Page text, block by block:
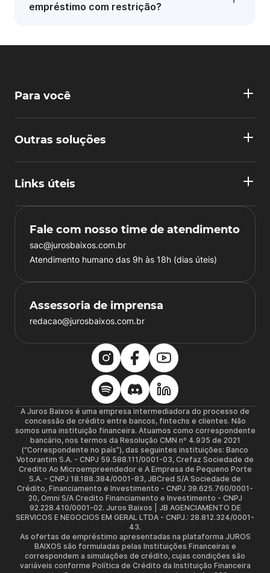
empréstimo com restrição?
Para você
Outras soluções
Links úteis
Fale com nosso time de atendimento
sac@jurosbaixos.com.br
Atendimento humano das 9h às 18h (dias úteis)
Assessoria de imprensa
redacao@jurosbaixos.com.br
A Juros Baixos é uma empresa intermediadora do processo de
concessão de crédito entre bancos, fintechs e clientes. Não
somos uma instituição financeira. Atuamos como correspondente
bancário, nos termos da Resolução CMN nº 4.935 de 2021
(“Correspondente no país”), das seguintes instituições: Banco
Votorantim S.A. - CNPJ 59.588.111/0001-03, Crefaz Sociedade de
Credito Ao Microempreendedor e A Empresa de Pequeno Porte
S.A. - CNPJ 18.188.384/0001-83, JBCred S/A Sociedade de
Crédito, Financiamento e Investimento - CNPJ 39.625.760/0001-
20, Omni S/A Credito Financiamento e Investimento - CNPJ
92.228.410/0001-02. Juros Baixos | JB AGENCIAMENTO DE
SERVICOS E NEGOCIOS EM GERAL LTDA - CNPJ.: 28.812.324/0001-
43.
As ofertas de empréstimo apresentadas na plataforma JUROS
BAIXOS são formuladas pelas Instituições Financeiras e
correspondem a simulações de crédito, cujas condições são
variáveis conforme Política de Crédito da Instituição Financeira